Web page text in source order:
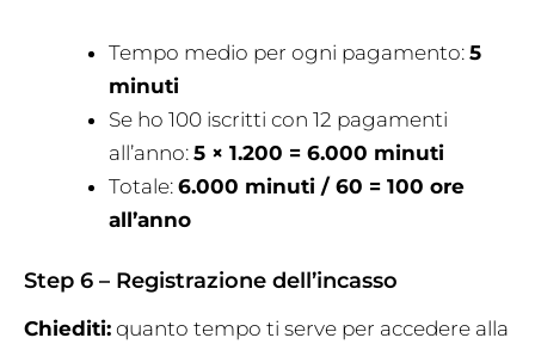
Tempo medio per ogni pagamento: 5
minuti
Se ho 100 iscritti con 12 pagamenti
all’anno: 5 × 1.200 = 6.000 minuti
Totale: 6.000 minuti / 60 = 100 ore
all’anno
Step 6 – Registrazione dell’incasso
Chiediti: quanto tempo ti serve per accedere alla